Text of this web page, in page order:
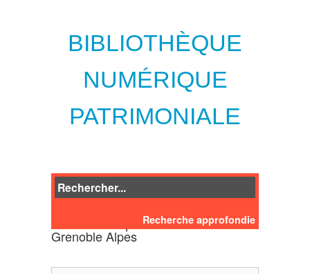
BIBLIOTHÈQUE
NUMÉRIQUE
PATRIMONIALE
des bibliothèques de l'Université
Grenoble Alpes
Recherche approfondie